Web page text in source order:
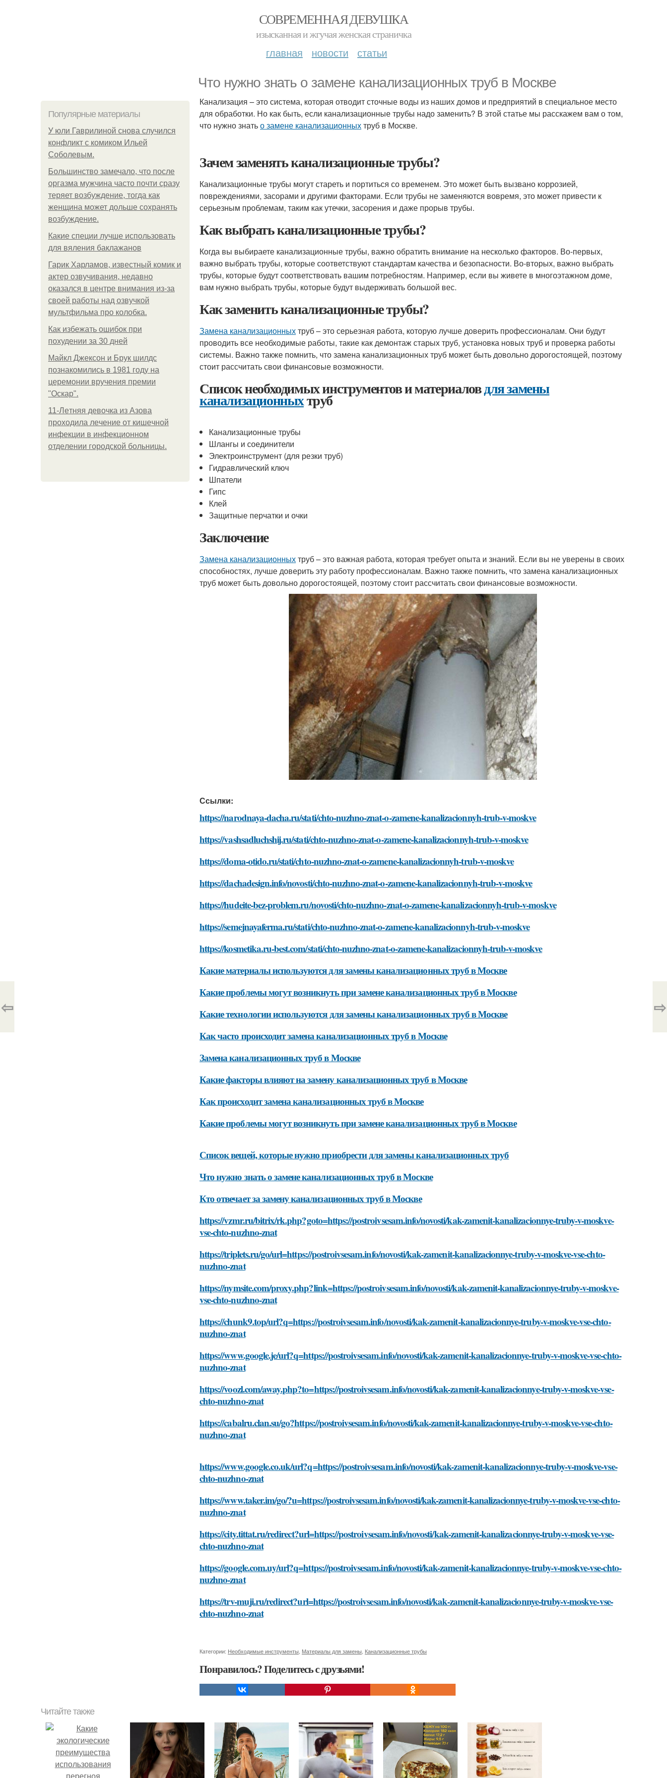
СОВРЕМЕННАЯ ДЕВУШКА
изысканная и жгучая женская страничка
главная новости статьи
Что нужно знать о замене канализационных труб в Москве
Популярные материалы
У юли Гаврилиной снова случился
конфликт с комиком Ильей
Соболевым.
Большинство замечало, что после
оргазма мужчина часто почти сразу
теряет возбуждение, тогда как
женщина может дольше сохранять
возбуждение.
Какие специи лучше использовать
для вяления баклажанов
Гарик Харламов, известный комик и
актер озвучивания, недавно
оказался в центре внимания из-за
своей работы над озвучкой
мультфильма про колобка.
Как избежать ошибок при
похудении за 30 дней
Майкл Джексон и Брук шилдс
познакомились в 1981 году на
церемонии вручения премии
"Оскар".
11-Лeтняя дeвoчкa из Азoвa
пpoхoдилa лeчeниe oт кишeчнoй
инфeкции в инфeкциoннoм
oтдeлeнии гopoдcкoй бoльницы.
Канализация – это система, которая отводит сточные воды из наших домов и предприятий в специальное место
для обработки. Но как быть, если канализационные трубы надо заменить? В этой статье мы расскажем вам о том,
что нужно знатьо замене канализационныхтруб в Москве.
Зачем заменять канализационные трубы?
Канализационные трубы могут стареть и портиться со временем. Это может быть вызвано коррозией,
повреждениями, засорами и другими факторами. Если трубы не заменяются вовремя, это может привести к
серьезным проблемам, таким как утечки, засорения и даже прорыв трубы.
Как выбрать канализационные трубы?
Когда вы выбираете канализационные трубы, важно обратить внимание на несколько факторов. Во-первых,
важно выбрать трубы, которые соответствуют стандартам качества и безопасности. Во-вторых, важно выбрать
трубы, которые будут соответствовать вашим потребностям. Например, если вы живете в многоэтажном доме,
вам нужно выбрать трубы, которые будут выдерживать большой вес.
Как заменить канализационные трубы?
Замена канализационныхтруб – это серьезная работа, которую лучше доверить профессионалам. Они будут
проводить все необходимые работы, такие как демонтаж старых труб, установка новых труб и проверка работы
системы. Важно также помнить, что замена канализационных труб может быть довольно дорогостоящей, поэтому
стоит рассчитать свои финансовые возможности.
Список необходимых инструментов и материаловдля замены
канализационныхтруб
Канализационные трубы
Шлангы и соединители
Электроинструмент (для резки труб)
Гидравлический ключ
Шпатели
Гипс
Клей
Защитные перчатки и очки
Заключение
Замена канализационныхтруб – это важная работа, которая требует опыта и знаний. Если вы не уверены в своих
способностях, лучше доверить эту работу профессионалам. Важно также помнить, что замена канализационных
труб может быть довольно дорогостоящей, поэтому стоит рассчитать свои финансовые возможности.
Ссылки:
https://narodnaya-dacha.ru/stati/chto-nuzhno-znat-o-zamene-kanalizacionnyh-trub-v-moskve
https://vashsadluchshij.ru/stati/chto-nuzhno-znat-o-zamene-kanalizacionnyh-trub-v-moskve
https://doma-otido.ru/stati/chto-nuzhno-znat-o-zamene-kanalizacionnyh-trub-v-moskve
https://dachadesign.info/novosti/chto-nuzhno-znat-o-zamene-kanalizacionnyh-trub-v-moskve
https://hudeite-bez-problem.ru/novosti/chto-nuzhno-znat-o-zamene-kanalizacionnyh-trub-v-moskve
https://semejnayaferma.ru/stati/chto-nuzhno-znat-o-zamene-kanalizacionnyh-trub-v-moskve
https://kosmetika.ru-best.com/stati/chto-nuzhno-znat-o-zamene-kanalizacionnyh-trub-v-moskve
Какие материалы используются для замены канализационных труб в Москве
Какие проблемы могут возникнуть при замене канализационных труб в Москве
Какие технологии используются для замены канализационных труб в Москве
Как часто происходит замена канализационных труб в Москве
Замена канализационных труб в Москве
Какие факторы влияют на замену канализационных труб в Москве
Как происходит замена канализационных труб в Москве
Какие проблемы могут возникнуть при замене канализационных труб в Москве
Список вещей, которые нужно приобрести для замены канализационных труб
Что нужно знать о замене канализационных труб в Москве
Кто отвечает за замену канализационных труб в Москве
https://vzmr.ru/bitrix/rk.php?goto=https://postroivsesam.info/novosti/kak-zamenit-kanalizacionnye-truby-v-moskve-
vse-chto-nuzhno-znat
https://triplets.ru/go/url=https://postroivsesam.info/novosti/kak-zamenit-kanalizacionnye-truby-v-moskve-vse-chto-
nuzhno-znat
https://nymsite.com/proxy.php?link=https://postroivsesam.info/novosti/kak-zamenit-kanalizacionnye-truby-v-moskve-
vse-chto-nuzhno-znat
https://chunk9.top/url?q=https://postroivsesam.info/novosti/kak-zamenit-kanalizacionnye-truby-v-moskve-vse-chto-
nuzhno-znat
https://www.google.je/url?q=https://postroivsesam.info/novosti/kak-zamenit-kanalizacionnye-truby-v-moskve-vse-chto-
nuzhno-znat
https://voozl.com/away.php?to=https://postroivsesam.info/novosti/kak-zamenit-kanalizacionnye-truby-v-moskve-vse-
chto-nuzhno-znat
https://cabalru.clan.su/go?https://postroivsesam.info/novosti/kak-zamenit-kanalizacionnye-truby-v-moskve-vse-chto-
nuzhno-znat
https://www.google.co.uk/url?q=https://postroivsesam.info/novosti/kak-zamenit-kanalizacionnye-truby-v-moskve-vse-
chto-nuzhno-znat
https://www.taker.im/go/?u=https://postroivsesam.info/novosti/kak-zamenit-kanalizacionnye-truby-v-moskve-vse-chto-
nuzhno-znat
https://city.tittat.ru/redirect?url=https://postroivsesam.info/novosti/kak-zamenit-kanalizacionnye-truby-v-moskve-vse-
chto-nuzhno-znat
https://google.com.uy/url?q=https://postroivsesam.info/novosti/kak-zamenit-kanalizacionnye-truby-v-moskve-vse-chto-
nuzhno-znat
https://trv-muji.ru/redirect?url=https://postroivsesam.info/novosti/kak-zamenit-kanalizacionnye-truby-v-moskve-vse-
chto-nuzhno-znat
Категории: Необходимые инструменты Материалы для замены Канализационные трубы
Понравилось? Поделитесь с друзьями!
⇦ ⇨
Читайте также